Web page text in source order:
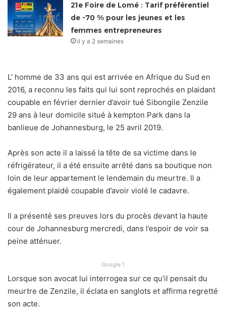
21e Foire de Lomé : Tarif préférentiel
de -70 % pour les jeunes et les
femmes entrepreneures
il y a 2 semaines
L’ homme de 33 ans qui est arrivée en Afrique du Sud en
2016, a reconnu les faits qui lui sont reprochés en plaidant
coupable en février dernier d’avoir tué Sibongile Zenzile
29 ans à leur domicile situé à kempton Park dans la
banlieue de Johannesburg, le 25 avril 2019.
Après son acte il a laissé la tête de sa victime dans le
réfrigérateur, il a été ensuite arrêté dans sa boutique non
loin de leur appartement le lendemain du meurtre. Il a
également plaidé coupable d’avoir violé le cadavre.
Il a présenté ses preuves lors du procès devant la haute
cour de Johannesburg mercredi, dans l’espoir de voir sa
peine atténuer.
Google 1
Lorsque son avocat lui interrogea sur ce qu’il pensait du
meurtre de Zenzile, il éclata en sanglots et affirma regretté
son acte.